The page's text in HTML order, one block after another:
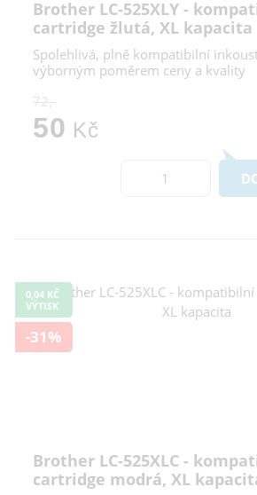
Brother LC-525XLY -
cartridge žlutá, XL kapacita
Spolehlivá, plně kompatibilní
výborným poměrem ceny a kvality
72,-
50 Kč
0,04 KČ
VÝTISK
-31%
Brother LC-525XLC -
cartridge modrá, XL